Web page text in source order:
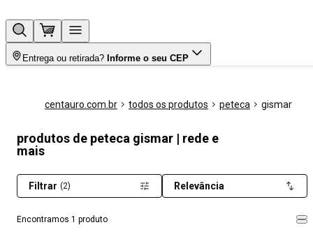
Entrega ou retirada? Informe o seu CEP
centauro.com.br todos os produtos peteca gismar
produtos de peteca gismar | rede e
mais
Encontramos 1 produto
Filtrar (2) Relevância